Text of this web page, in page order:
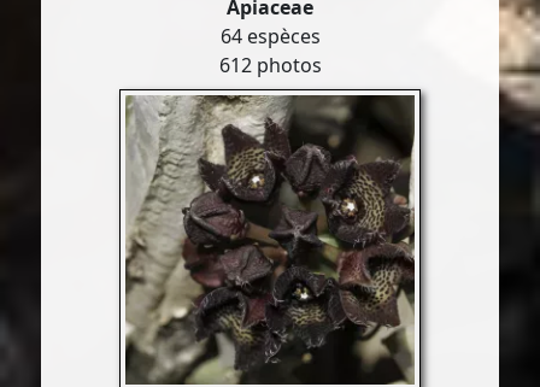
Apiaceae
64 espèces
612 photos